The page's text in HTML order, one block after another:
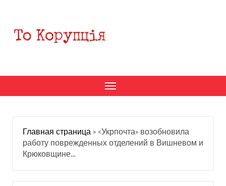
содержанию
Главная страница » «Укрпочта» возобновила
работу поврежденных отделений в Вишневом и
Крюковщине…